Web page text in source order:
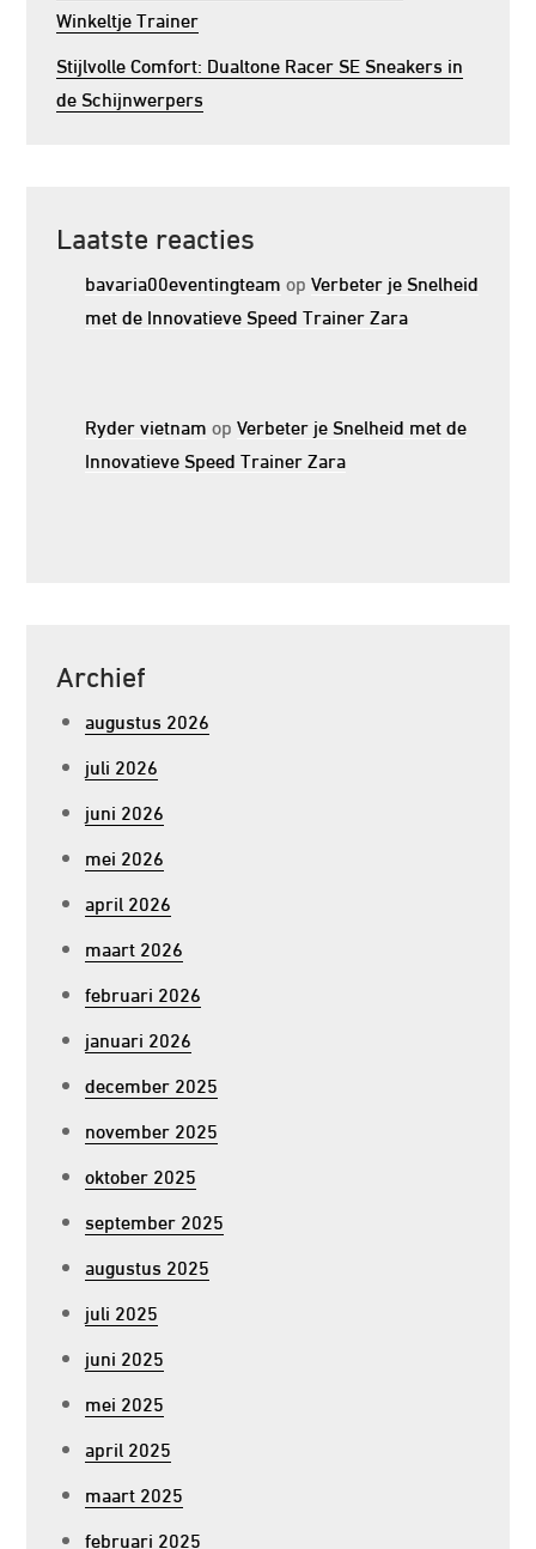
Winkeltje Trainer
Stijlvolle Comfort: Dualtone Racer SE Sneakers in
de Schijnwerpers
Laatste reacties
bavaria00eventingteam opVerbeter je Snelheid
met de Innovatieve Speed Trainer Zara
Ryder vietnam opVerbeter je Snelheid met de
Innovatieve Speed Trainer Zara
Archief
augustus 2026
juli 2026
juni 2026
mei 2026
april 2026
maart 2026
februari 2026
januari 2026
december 2025
november 2025
oktober 2025
september 2025
augustus 2025
juli 2025
juni 2025
mei 2025
april 2025
maart 2025
februari 2025